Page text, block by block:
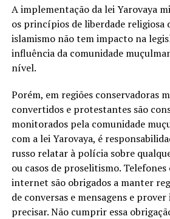
A implementação da lei Yarovaya
os princípios de liberdade religiosa
islamismo não tem impacto na
influência da comunidade
nível.
Porém, em regiões conservadoras
convertidos e protestantes são
monitorados pela comunidade
com a lei Yarovaya, é
russo relatar à polícia sobre
ou casos de proselitismo. Telefones
internet são obrigados a manter
de conversas e mensagens e
precisar. Não cumprir essa